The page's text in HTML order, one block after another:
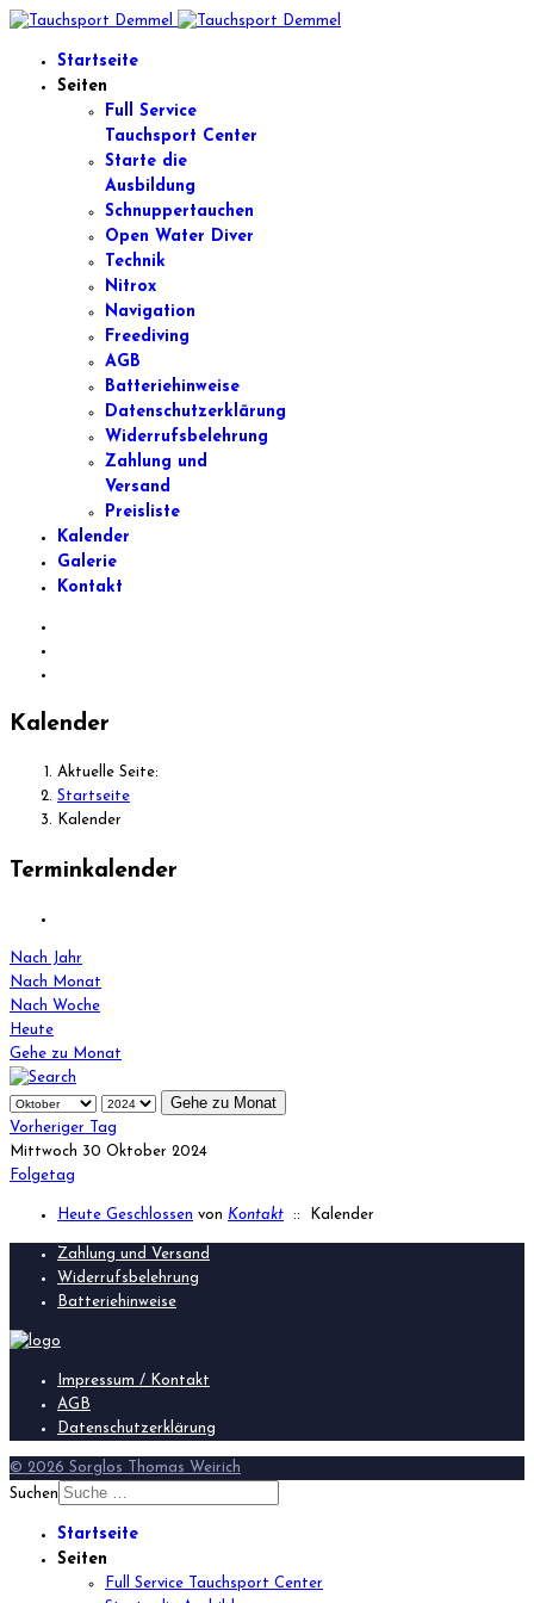
Startseite
Seiten
Full Service
Tauchsport Center
Starte die
Ausbildung
Schnuppertauchen
Open Water Diver
Technik
Nitrox
Navigation
Freediving
AGB
Batteriehinweise
Datenschutzerklärung
Widerrufsbelehrung
Zahlung und
Versand
Preisliste
Kalender
Galerie
Kontakt
Kalender
Aktuelle Seite:
Startseite
Kalender
Terminkalender
Nach Jahr
Nach Monat
Nach Woche
Heute
Gehe zu Monat
Gehe zu Monat
Vorheriger Tag
Mittwoch 30 Oktober 2024
Folgetag
Heute Geschlossen von Kontakt :: Kalender
Zahlung und Versand
Widerrufsbelehrung
Batteriehinweise
Impressum / Kontakt
AGB
Datenschutzerklärung
© 2026 Sorglos Thomas Weirich
Suchen
Startseite
Seiten
Full Service Tauchsport Center